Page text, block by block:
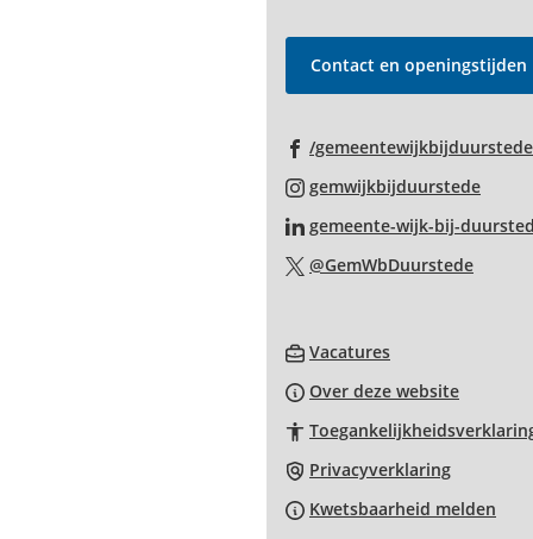
van
paginainhoud
Contact en openingstijden
/gemeentewijkbijduurstede
gemwijkbijduurstede
naar
gemeente-wijk-bij-
@GemWbDuurstede
Vacatures(Verwijst
naar
externe
website)
Over deze website
Privacyverklaring
Kwetsbaarheid melden